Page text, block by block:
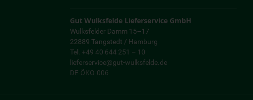
Gut Wulksfelde Lieferservice GmbH
Wulksfelder Damm 15–17
22889 Tangstedt / Hamburg
Tel. +49 40 644 251 – 10
lieferservice@gut-wulksfelde.de
DE-ÖKO-006